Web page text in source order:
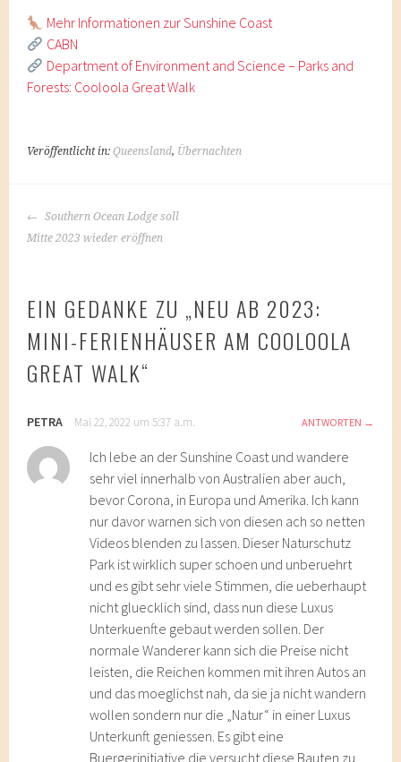
Mehr Informationen zur Sunshine Coast
CABN
Department of Environment and Science – Parks and
Forests: Cooloola Great Walk
Veröffentlicht in:Queensland, Übernachten
BEITRAGS-
NAVIGATION
Southern Ocean Lodge soll
Mitte 2023 wieder eröffnen
EIN GEDANKE ZU „NEU AB 2023:
MINI-FERIENHÄUSER AM COOLOOLA
GREAT WALK“
PETRA Mai 22, 2022 um 5:37 a.m. ANTWORTEN
Ich lebe an der Sunshine Coast und wandere
sehr viel innerhalb von Australien aber auch,
bevor Corona, in Europa und Amerika. Ich kann
nur davor warnen sich von diesen ach so netten
Videos blenden zu lassen. Dieser Naturschutz
Park ist wirklich super schoen und unberuehrt
und es gibt sehr viele Stimmen, die ueberhaupt
nicht gluecklich sind, dass nun diese Luxus
Unterkuenfte gebaut werden sollen. Der
normale Wanderer kann sich die Preise nicht
leisten, die Reichen kommen mit ihren Autos an
und das moeglichst nah, da sie ja nicht wandern
wollen sondern nur die „Natur“ in einer Luxus
Unterkunft geniessen. Es gibt eine
Buergerinitiative die versucht diese Bauten zu